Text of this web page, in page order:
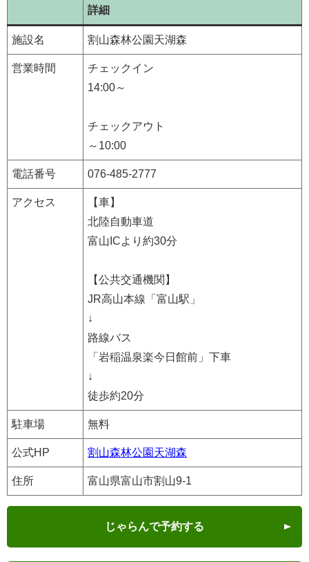
詳細
施設名 割山森林公園天湖森
営業時間
チェックイン
14:00～
チェックアウト
～10:00
電話番号 076-485-2777
アクセス
【車】
北陸自動車道
富山ICより約30分
【公共交通機関】
JR高山本線「富山駅」
↓
路線バス
「岩稲温泉楽今日館前」下車
↓
徒歩約20分
駐車場 無料
公式HP 割山森林公園天湖森
住所 富山県富山市割山9-1
じゃらんで予約する